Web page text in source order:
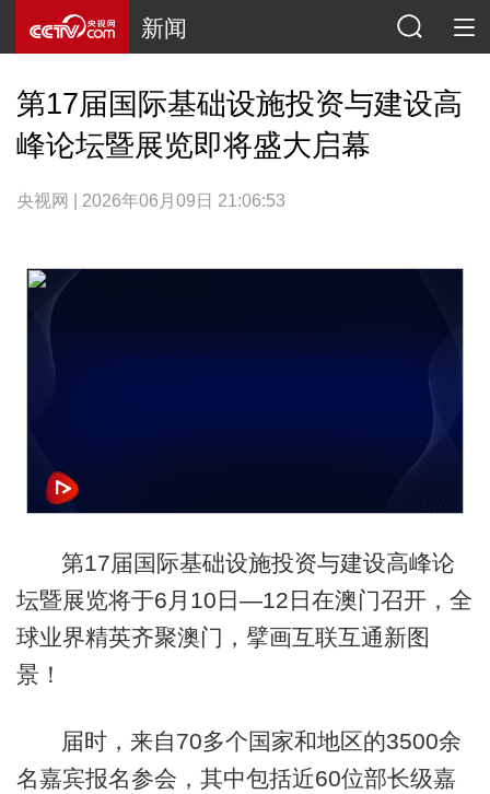
新闻
第17届国际基础设施投资与建设高
峰论坛暨展览即将盛大启幕
央视网 | 2026年06月09日 21:06:53
第17届国际基础设施投资与建设高峰论
坛暨展览将于6月10日—12日在澳门召开，全
球业界精英齐聚澳门，擘画互联互通新图
景！
届时，来自70多个国家和地区的3500余
名嘉宾报名参会，其中包括近60位部长级嘉